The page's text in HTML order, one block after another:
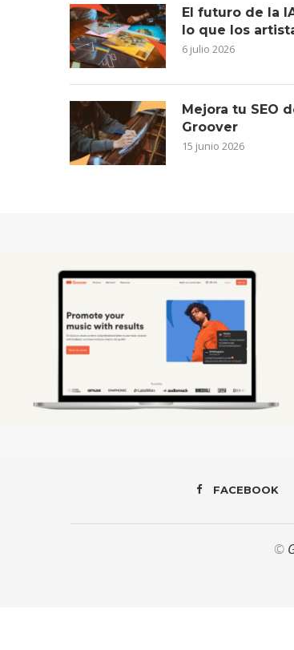
El futuro de la
lo que los
6 julio 2026
Mejora tu SEO
Groover
15 junio 2026
FACEBOOK
©